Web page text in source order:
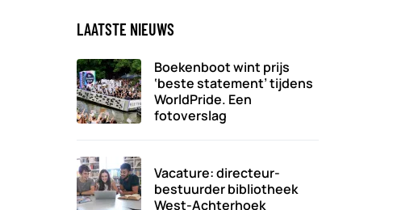
LAATSTE NIEUWS
Boekenboot wint prijs
‘beste statement’ tijdens
WorldPride. Een
fotoverslag
Vacature: directeur-
bestuurder bibliotheek
West-Achterhoek